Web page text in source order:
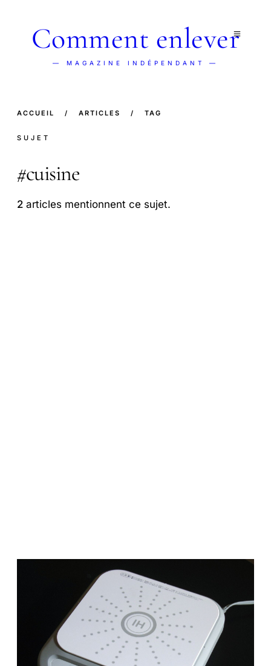
Comment enlever
— MAGAZINE INDÉPENDANT —
ACCUEIL / ARTICLES / TAG
SUJET
#cuisine
2 articles mentionnent ce sujet.